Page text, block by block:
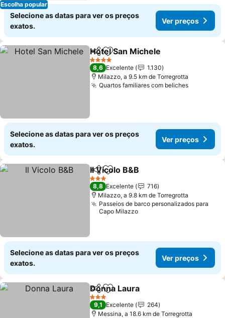
Escolha popular
Selecione as datas para ver os preços
exatos.
Ver preços
PartilharAdicionar aos favoritos
Hotel San Michele
4 Estrelas
8,6 Excelente
1.130
Milazzo, a 9.5 km de Torregrotta
Quartos familiares com beliches
Selecione as datas para ver os preços
exatos.
Ver preços
PartilharAdicionar aos favoritos
Il Vicolo B&B
3 Estrelas
8,8 Excelente
716
Milazzo, a 9.8 km de Torregrotta
Passeios de barco personalizados para
Capo Milazzo
Selecione as datas para ver os preços
exatos.
Ver preços
PartilharAdicionar aos favoritos
Donna Laura
3 Estrelas
9,1 Excelente
264
Messina, a 18.6 km de Torregrotta